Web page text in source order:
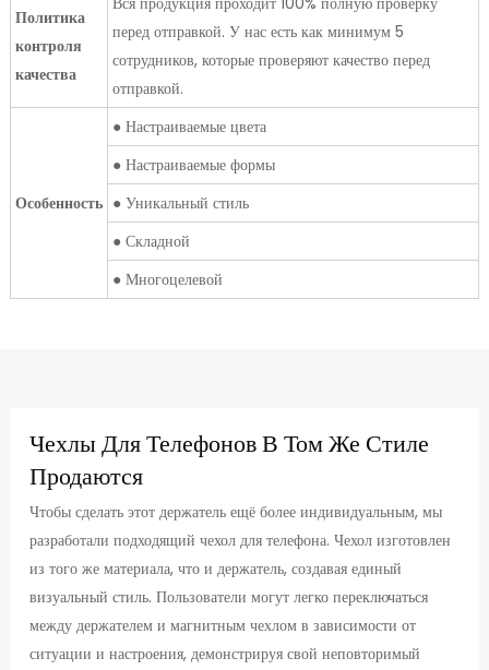
Политика
контроля
качества
перед отправкой. У нас есть как минимум 5
сотрудников, которые проверяют качество перед
отправкой.
Особенность
● Настраиваемые цвета
● Настраиваемые формы
● Уникальный стиль
● Складной
● Многоцелевой
Чехлы Для Телефонов В Том Же Стиле
Продаются
Чтобы сделать этот держатель ещё более индивидуальным, мы
разработали подходящий чехол для телефона. Чехол изготовлен
из того же материала, что и держатель, создавая единый
визуальный стиль. Пользователи могут легко переключаться
между держателем и магнитным чехлом в зависимости от
ситуации и настроения, демонстрируя свой неповторимый